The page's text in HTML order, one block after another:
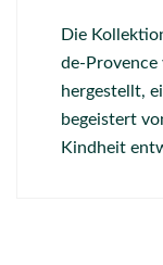
Die
de-
hergestellt,
begeistert
Kindheit